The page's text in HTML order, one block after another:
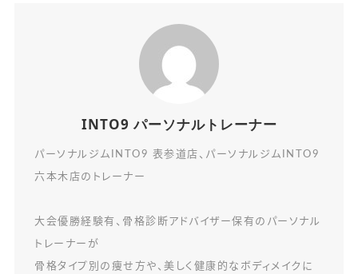
INTO9 パーソナルトレーナー
パーソナルジムINTO9 表参道店、パーソナルジムINTO9
六本木店のトレーナー
大会優勝経験有、骨格診断アドバイザー保有のパーソナル
トレーナーが
骨格タイプ別の痩せ方や、美しく健康的なボディメイクに